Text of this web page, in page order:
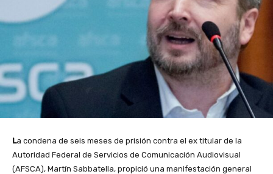
La condena de seis meses de prisión contra el ex titular de la
Autoridad Federal de Servicios de Comunicación Audiovisual
(AFSCA), Martín Sabbatella, propició una manifestación general